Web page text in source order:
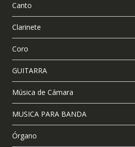
Canto
Clarinete
Coro
GUITARRA
Música de Cámara
MUSICA PARA BANDA
Órgano